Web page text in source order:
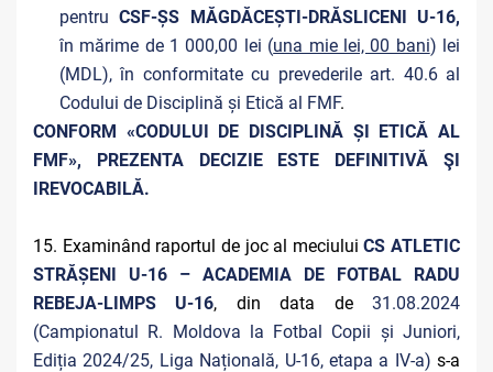
pentruCSF-ȘS MĂGDĂCEȘTI-DRĂSLICENI U-16,
în mărime de 1 000,00 lei (una mie lei, 00 bani) lei
(MDL), în conformitate cu prevederile art. 40.6 al
Codului de Disciplină și Etică al FMF.
CONFORM «CODULUI DE DISCIPLINĂ ȘI ETICĂ AL
FMF», PREZENTA DECIZIE ESTE DEFINITIVĂ ŞI
IREVOCABILĂ.
15. Examinând raportul de joc al meciuluiCS ATLETIC
STRĂȘENI U-16 – ACADEMIA DE FOTBAL RADU
REBEJA-LIMPS U-16, din data de31.08.2024
(Campionatul R. Moldova la Fotbal Copii și Juniori,
Ediția 2024/25, Liga Națională, U-16, etapa a IV-a) s-a